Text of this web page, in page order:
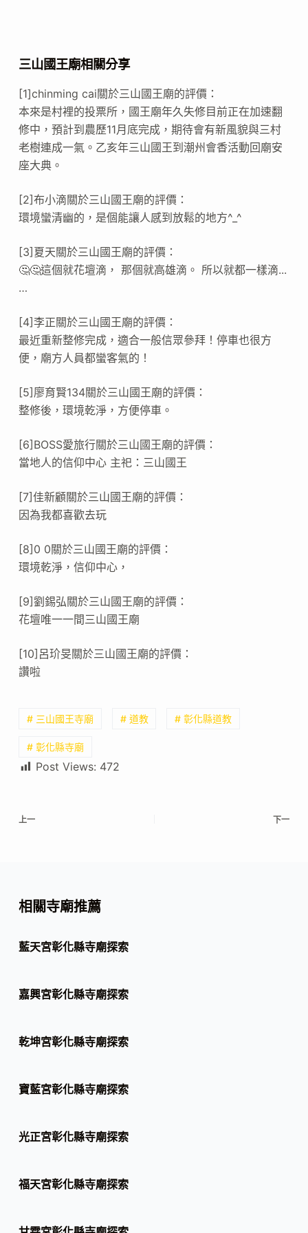
三山國王廟相關分享
[1]chinming cai關於三山國王廟的評價：
本來是村裡的投票所，國王廟年久失修目前正在加速翻
修中，預計到農歷11月底完成，期待會有新風貌與三村
老樹連成一氣。乙亥年三山國王到潮州會香活動回廟安
座大典。
[2]布小滴關於三山國王廟的評價：
環境蠻清幽的，是個能讓人感到放鬆的地方^_^
[3]夏天關於三山國王廟的評價：
🤔🤔這個就花壇滴， 那個就高雄滴。 所以就都一樣滴...
…
[4]李正關於三山國王廟的評價：
最近重新整修完成，適合一般信眾參拜！停車也很方
便，廟方人員都蠻客氣的！
[5]廖育賢134關於三山國王廟的評價：
整修後，環境乾淨，方便停車。
[6]BOSS愛旅行關於三山國王廟的評價：
當地人的信仰中心 主祀：三山國王
[7]佳新顧關於三山國王廟的評價：
因為我都喜歡去玩
[8]0 0關於三山國王廟的評價：
環境乾淨，信仰中心，
[9]劉錫弘關於三山國王廟的評價：
花壇唯一一間三山國王廟
[10]呂玠旻關於三山國王廟的評價：
讚啦
# 三山國王寺廟 # 道教 # 彰化縣道教
# 彰化縣寺廟
Post Views: 472
上一 下一
相關寺廟推薦
藍天宮彰化縣寺廟探索
嘉興宮彰化縣寺廟探索
乾坤宮彰化縣寺廟探索
寶藍宮彰化縣寺廟探索
光正宮彰化縣寺廟探索
福天宮彰化縣寺廟探索